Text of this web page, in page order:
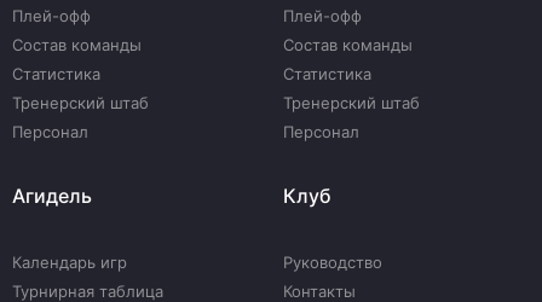
Плей-офф
Состав команды
Статистика
Тренерский штаб
Персонал
Плей-офф
Состав команды
Статистика
Тренерский штаб
Персонал
Агидель
Календарь игр
Турнирная таблица
Клуб
Руководство
Контакты